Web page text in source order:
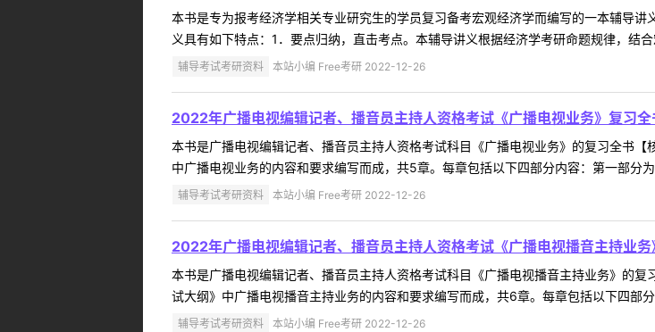
本书是专为报考经济学相关专业研究生的学员复习备考宏观经济学而编写的一本辅导
义具有如下特点：1．要点归纳，直击考点。本辅导讲义根据经济学考研命题规律，结
辅导考试考研资料 本站小编 Free考研 2022-12-26
2022年广播电视编辑记者、播音员主持人资格考试《广播电视业务》复习全
本书是广播电视编辑记者、播音员主持人资格考试科目《广播电视业务》的复习全书
中广播电视业务的内容和要求编写而成，共5章。每章包括以下四部分内容：第一部分
辅导考试考研资料 本站小编 Free考研 2022-12-26
2022年广播电视编辑记者、播音员主持人资格考试《广播电视播音主持业务
本书是广播电视编辑记者、播音员主持人资格考试科目《广播电视播音主持业务》的
试大纲》中广播电视播音主持业务的内容和要求编写而成，共6章。每章包括以下四部
辅导考试考研资料 本站小编 Free考研 2022-12-26